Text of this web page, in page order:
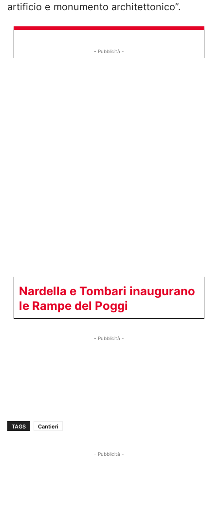
artificio e monumento architettonico”.
- Pubblicità -
Nardella e Tombari inaugurano
le Rampe del Poggi
- Pubblicità -
TAGS Cantieri
- Pubblicità -